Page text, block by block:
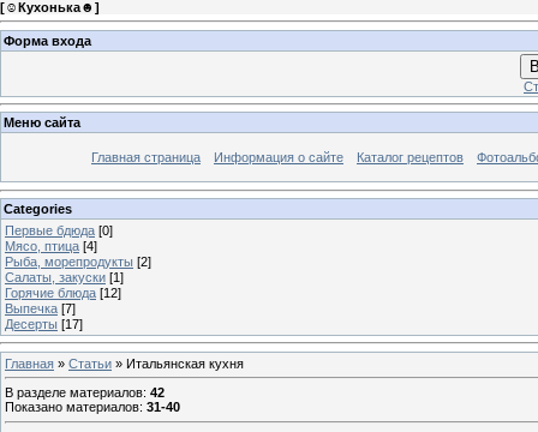
[☺Кухонька☻ ]
Форма входа
Меню сайта
Главная страница Информация о сайте Каталог рецептов
Categories
Первые бдюда [0]
Мясо, птица [4]
Рыба, морепродукты [2]
Салаты, закуски [1]
Горячие блюда [12]
Выпечка [7]
Десерты [17]
Главная » Статьи » Итальянская кухня
В разделе материалов: 42
Показано материалов: 31-40